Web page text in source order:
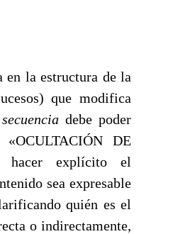
en la estructura de la
que modifica
secuencia debe poder
DE
hacer explícito el
sea expresable
quién es el
o indirectamente,